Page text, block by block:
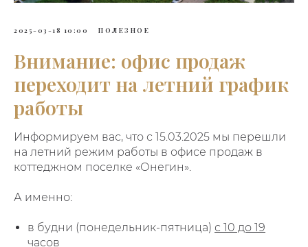
2025-03-18 10:00 ПОЛЕЗНОЕ
Внимание: офис продаж
переходит на летний график
работы
Информируем вас, что с 15.03.2025 мы перешли
на летний режим работы в офисе продаж в
коттеджном поселке «Онегин».
А именно:
в будни (понедельник-пятница) с 10 до 19
часов